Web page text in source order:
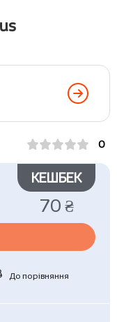
0
КЕШБЕК
70 ₴
До порівняння